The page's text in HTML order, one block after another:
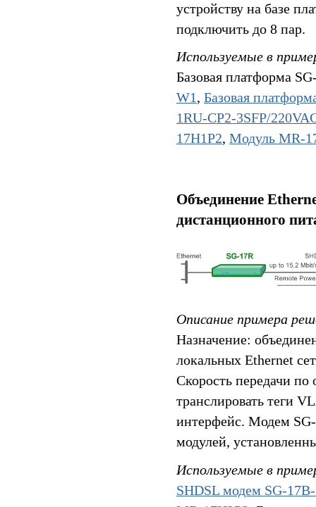
устройству на базе
подключить до 8 пар.
Используемые в
Базовая платформа
W1, Базовая
1RU-CP2-3SFP/
17H1P2, Модуль MR-
Объединение
дистанционного
Описание примера
Назначение:
локальных Ethernet
Скорость передачи по
транслировать теги
интерфейс. Модем
модулей,
Используемые в
SHDSL модем SG-